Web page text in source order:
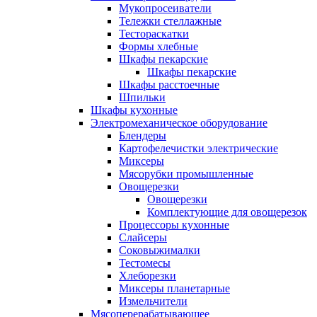
Мукопросеиватели
Тележки стеллажные
Тестораскатки
Формы хлебные
Шкафы пекарские
Шкафы пекарские
Шкафы расстоечные
Шпильки
Шкафы кухонные
Электромеханическое оборудование
Блендеры
Картофелечистки электрические
Миксеры
Мясорубки промышленные
Овощерезки
Овощерезки
Комплектующие для овощерезок
Процессоры кухонные
Слайсеры
Соковыжималки
Тестомесы
Хлеборезки
Миксеры планетарные
Измельчители
Мясоперерабатывающее